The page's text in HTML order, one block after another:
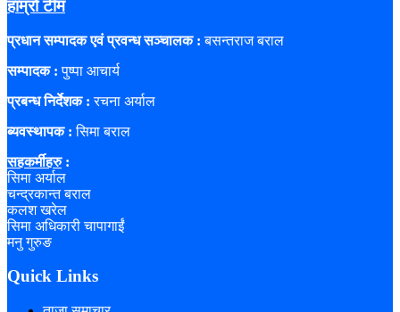
हाम्रो टीम
प्रधान सम्पादक एवं प्रवन्ध सञ्चालक : बसन्तराज बराल
सम्पादक : पुष्पा आचार्य
प्रबन्ध निर्देशक : रचना अर्याल
ब्यवस्थापक : सिमा बराल
सहकर्मीहरु:
सिमा अर्याल
चन्द्रकान्त बराल
कलश खरेल
सिमा अधिकारी चापागाईं
मनु गुरुङ
Quick Links